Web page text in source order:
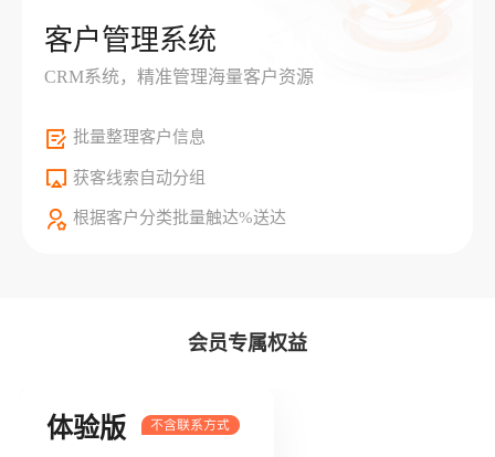
客户管理系统
CRM系统，精准管理海量客户资源
批量整理客户信息
获客线索自动分组
根据客户分类批量触达%送达
会员专属权益
体验版